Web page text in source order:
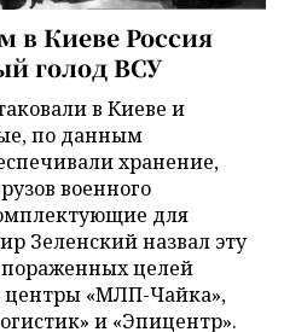
в Киеве Россия
голод ВСУ
в Киеве и
по данным
хранение,
военного
для
Зеленский назвал эту
пораженных целей
центры «МЛП-Чайка»,
и «Эпицентр».